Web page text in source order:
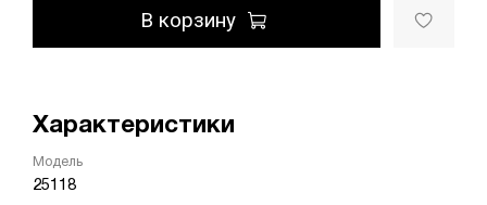
В корзину
Характеристики
Модель
25118